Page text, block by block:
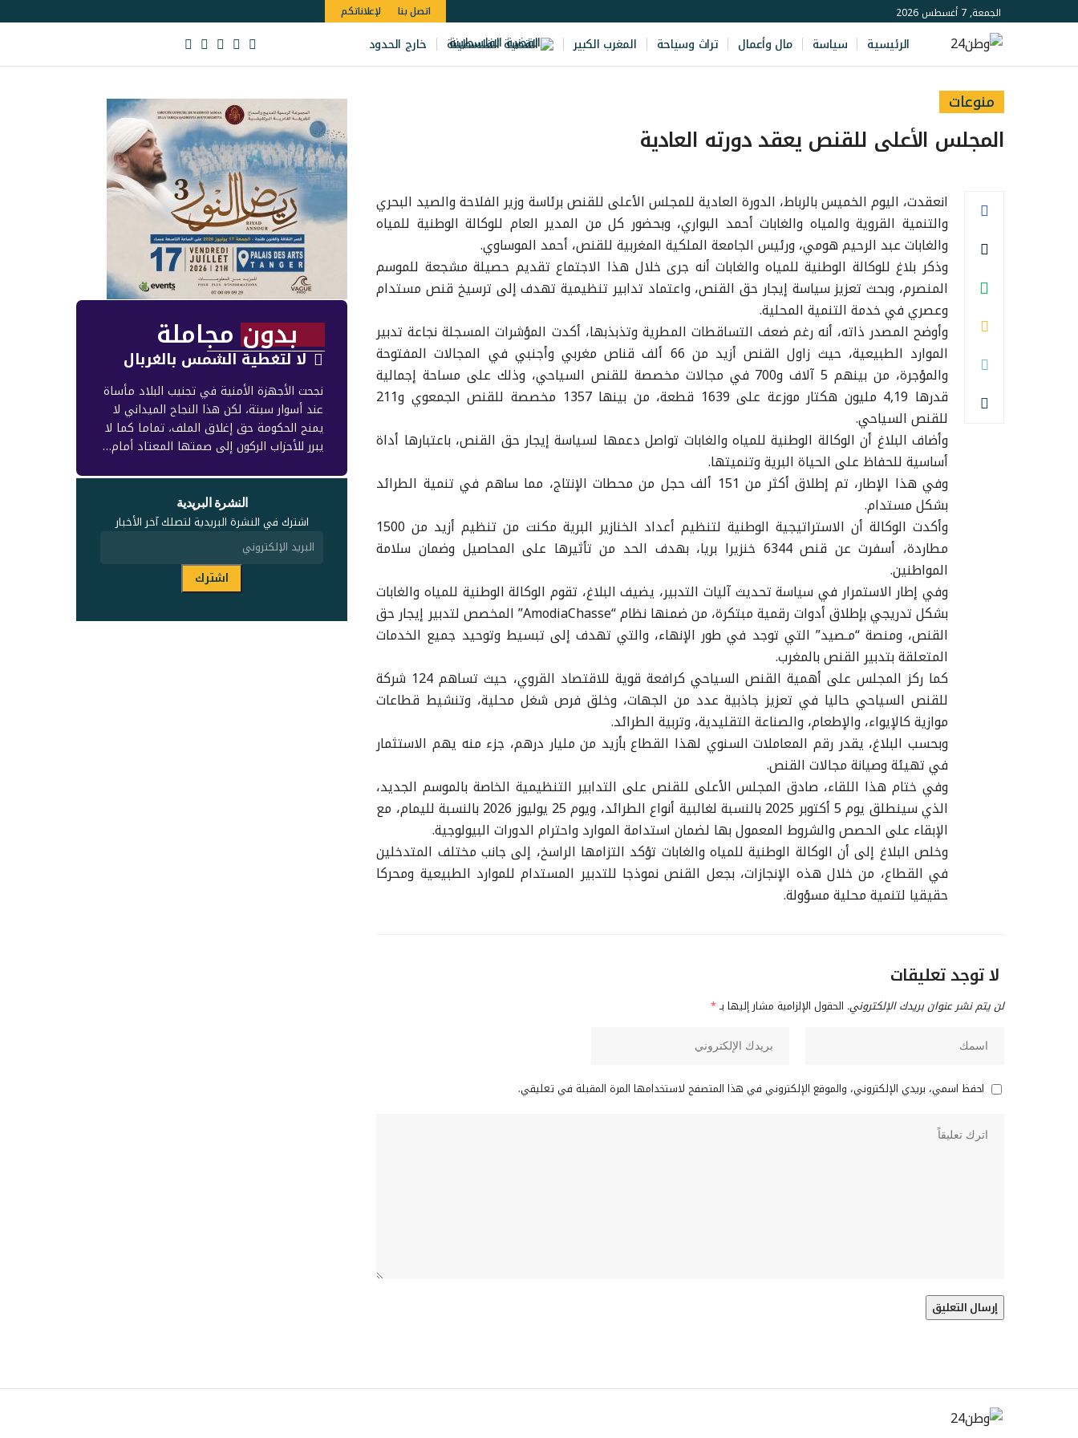
الجمعة, 7 أغسطس 2026 اتصل بنا لإعلاناتكم
الرئيسية سياسة مال وأعمال تراث وسياحة المغرب الكبير القضية الفلسطينة خارج الحدود
منوعات
المجلس الأعلى للقنص يعقد دورته العادية
انعقدت، اليوم الخميس بالرباط، الدورة العادية للمجلس الأعلى للقنص برئاسة وزير الفلاحة والصيد البحري
والتنمية القروية والمياه والغابات أحمد البواري، وبحضور كل من المدير العام للوكالة الوطنية للمياه
والغابات عبد الرحيم هومي، ورئيس الجامعة الملكية المغربية للقنص، أحمد الموساوي.
وذكر بلاغ للوكالة الوطنية للمياه والغابات أنه جرى خلال هذا الاجتماع تقديم حصيلة مشجعة للموسم
المنصرم، وبحث تعزيز سياسة إيجار حق القنص، واعتماد تدابير تنظيمية تهدف إلى ترسيخ قنص مستدام
وعصري في خدمة التنمية المحلية.
وأوضح المصدر ذاته، أنه رغم ضعف التساقطات المطرية وتذبذبها، أكدت المؤشرات المسجلة نجاعة تدبير
الموارد الطبيعية، حيث زاول القنص أزيد من 66 ألف قناص مغربي وأجنبي في المجالات المفتوحة
والمؤجرة، من بينهم 5 آلاف و700 في مجالات مخصصة للقنص السياحي، وذلك على مساحة إجمالية
قدرها 4,19 مليون هكتار موزعة على 1639 قطعة، من بينها 1357 مخصصة للقنص الجمعوي و211
للقنص السياحي.
وأضاف البلاغ أن الوكالة الوطنية للمياه والغابات تواصل دعمها لسياسة إيجار حق القنص، باعتبارها أداة
أساسية للحفاظ على الحياة البرية وتنميتها.
وفي هذا الإطار، تم إطلاق أكثر من 151 ألف حجل من محطات الإنتاج، مما ساهم في تنمية الطرائد
بشكل مستدام.
وأكدت الوكالة أن الاستراتيجية الوطنية لتنظيم أعداد الخنازير البرية مكنت من تنظيم أزيد من 1500
مطاردة، أسفرت عن قنص 6344 خنزيرا بريا، بهدف الحد من تأثيرها على المحاصيل وضمان سلامة
المواطنين.
وفي إطار الاستمرار في سياسة تحديث آليات التدبير، يضيف البلاغ، تقوم الوكالة الوطنية للمياه والغابات
بشكل تدريجي بإطلاق أدوات رقمية مبتكرة، من ضمنها نظام “AmodiaChasse” المخصص لتدبير إيجار حق
القنص، ومنصة “مـصيد” التي توجد في طور الإنهاء، والتي تهدف إلى تبسيط وتوحيد جميع الخدمات
المتعلقة بتدبير القنص بالمغرب.
كما ركز المجلس على أهمية القنص السياحي كرافعة قوية للاقتصاد القروي، حيث تساهم 124 شركة
للقنص السياحي حاليا في تعزيز جاذبية عدد من الجهات، وخلق فرص شغل محلية، وتنشيط قطاعات
موازية كالإيواء، والإطعام، والصناعة التقليدية، وتربية الطرائد.
وبحسب البلاغ، يقدر رقم المعاملات السنوي لهذا القطاع بأزيد من مليار درهم، جزء منه يهم الاستثمار
في تهيئة وصيانة مجالات القنص.
وفي ختام هذا اللقاء، صادق المجلس الأعلى للقنص على التدابير التنظيمية الخاصة بالموسم الجديد،
الذي سينطلق يوم 5 أكتوبر 2025 بالنسبة لغالبية أنواع الطرائد، ويوم 25 يوليوز 2026 بالنسبة لليمام، مع
الإبقاء على الحصص والشروط المعمول بها لضمان استدامة الموارد واحترام الدورات البيولوجية.
وخلص البلاغ إلى أن الوكالة الوطنية للمياه والغابات تؤكد التزامها الراسخ، إلى جانب مختلف المتدخلين
في القطاع، من خلال هذه الإنجازات، بجعل القنص نموذجا للتدبير المستدام للموارد الطبيعية ومحركا
حقيقيا لتنمية محلية مسؤولة.
لا توجد تعليقات
لن يتم نشر عنوان بريدك الإلكتروني. الحقول الإلزامية مشار إليها بـ*
احفظ اسمي، بريدي الإلكتروني، والموقع الإلكتروني في هذا المتصفح لاستخدامها المرة المقبلة في تعليقي.
بدون مجاملة
لا لتغطية الشمس بالغربال
نجحت الأجهزة الأمنية في تجنيب البلاد مأساة
عند أسوار سبتة، لكن هذا النجاح الميداني لا
يمنح الحكومة حق إغلاق الملف، تماما كما لا
يبرر للأحزاب الركون إلى صمتها المعتاد أمام…
النشرة البريدية
اشترك في النشرة البريدية لتصلك آخر الأخبار